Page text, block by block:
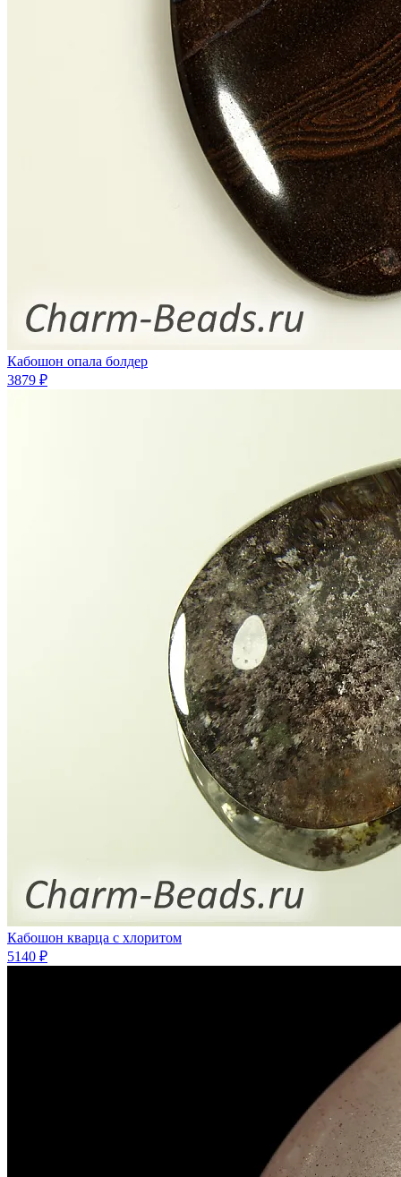
Кабошон опала болдер
3879 ₽
Кабошон кварца с хлоритом
5140 ₽